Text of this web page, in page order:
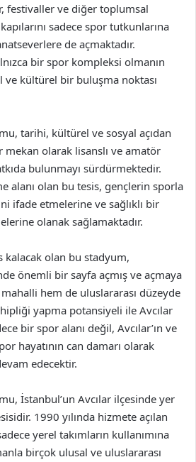
festivaller ve diğer toplumsal
sadece spor tutkunlarına
de açmaktadır.
bir spor kompleksi olmanın
ve kültürel bir buluşma noktası
tarihi, kültürel ve sosyal açıdan
olarak lisanslı ve amatör
bulunmayı sürdürmektedir.
alanı olan bu tesis, gençlerin sporla
ifade etmelerine ve sağlıklı bir
olanak sağlamaktadır.
kalacak olan bu stadyum,
önemli bir sayfa açmış ve açmaya
hem de uluslararası düzeyde
yapma potansiyeli ile Avcılar
bir spor alanı değil, Avcılar’ın ve
hayatının can damarı olarak
edecektir.
İstanbul’un Avcılar ilçesinde yer
1990 yılında hizmete açılan
yerel takımların kullanımına
birçok ulusal ve uluslararası